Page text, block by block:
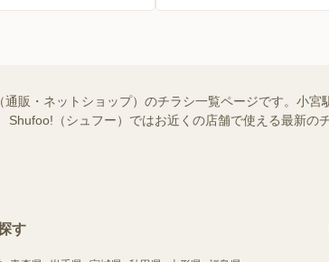
通販・ネットショップ）のチラシ一覧ページです。小
Shufoo!（シュフー）ではお近くの店舗で使える最新
す